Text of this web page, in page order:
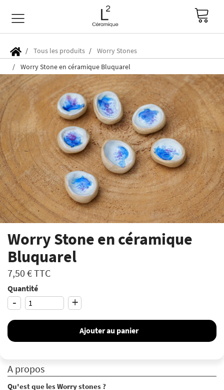
Tous les produits
Worry Stones
Worry Stone en céramique Bluquarel
Worry Stone en céramique
Bluquarel
7,50 €TTC
Quantité
- +
Ajouter au panier
A propos
Qu'est que les Worry stones ?